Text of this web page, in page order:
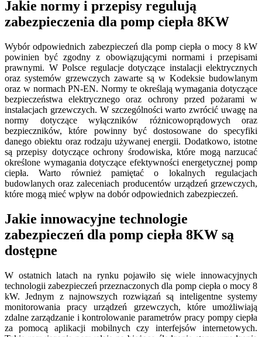
Jakie normy i przepisy regulują
zabezpieczenia dla pomp ciepła 8KW
Wybór odpowiednich zabezpieczeń dla pomp ciepła o mocy 8 kW
powinien być zgodny z obowiązującymi normami i przepisami
prawnymi. W Polsce regulacje dotyczące instalacji elektrycznych
oraz systemów grzewczych zawarte są w Kodeksie budowlanym
oraz w normach PN-EN. Normy te określają wymagania dotyczące
bezpieczeństwa elektrycznego oraz ochrony przed pożarami w
instalacjach grzewczych. W szczególności warto zwrócić uwagę na
normy dotyczące wyłączników różnicowoprądowych oraz
bezpieczników, które powinny być dostosowane do specyfiki
danego obiektu oraz rodzaju używanej energii. Dodatkowo, istotne
są przepisy dotyczące ochrony środowiska, które mogą narzucać
określone wymagania dotyczące efektywności energetycznej pomp
ciepła. Warto również pamiętać o lokalnych regulacjach
budowlanych oraz zaleceniach producentów urządzeń grzewczych,
które mogą mieć wpływ na dobór odpowiednich zabezpieczeń.
Jakie innowacyjne technologie
zabezpieczeń dla pomp ciepła 8KW są
dostępne
W ostatnich latach na rynku pojawiło się wiele innowacyjnych
technologii zabezpieczeń przeznaczonych dla pomp ciepła o mocy 8
kW. Jednym z najnowszych rozwiązań są inteligentne systemy
monitorowania pracy urządzeń grzewczych, które umożliwiają
zdalne zarządzanie i kontrolowanie parametrów pracy pompy ciepła
za pomocą aplikacji mobilnych czy interfejsów internetowych.